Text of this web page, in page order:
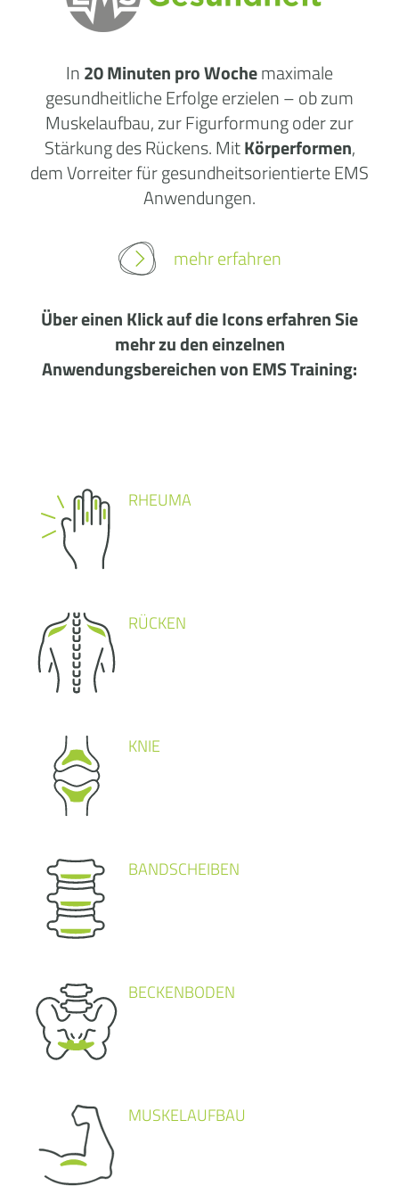
In20 Minuten pro Wochemaximale
gesundheitliche Erfolge erzielen – ob zum
Muskelaufbau, zur Figurformung oder zur
Stärkung des Rückens. MitKörperformen,
dem Vorreiter für gesundheitsorientierte EMS
Anwendungen.
mehr erfahren
Über einen Klick auf die Icons erfahren Sie
mehr zu den einzelnen
Anwendungsbereichen von EMS Training:
RHEUMA
RÜCKEN
KNIE
BANDSCHEIBEN
BECKENBODEN
MUSKELAUFBAU